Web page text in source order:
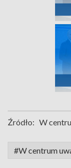
Źródło: W
#W centrum